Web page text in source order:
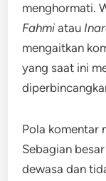
menghormati.
Fahmi atau
mengaitkan
yang saat ini
Pola komentar
Sebagian
dewasa dan